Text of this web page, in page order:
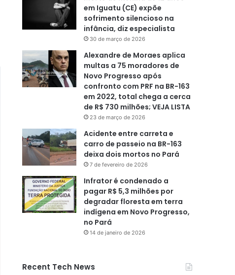
em Iguatu (CE) expõe
sofrimento silencioso na
infância, diz especialista
30 de março de 2026
Alexandre de Moraes aplica
multas a 75 moradores de
Novo Progresso após
confronto com PRF na BR-163
em 2022, total chega a cerca
de R$ 730 milhões; VEJA LISTA
23 de março de 2026
Acidente entre carreta e
carro de passeio na BR-163
deixa dois mortos no Pará
7 de fevereiro de 2026
Infrator é condenado a
pagar R$ 5,3 milhões por
degradar floresta em terra
indígena em Novo Progresso,
no Pará
14 de janeiro de 2026
Recent Tech News